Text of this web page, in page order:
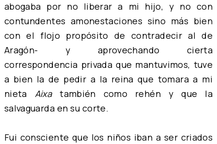
abogaba por no liberar a mi hijo, y no con
contundentes amonestaciones sino más bien
con el flojo propósito de contradecir al de
Aragón- y aprovechando cierta
correspondencia privada que mantuvimos, tuve
a bien la de pedir a la reina que tomara a mi
nieta Aixatambién como rehén y que la
salvaguarda en su corte.
Fui consciente que los niños iban a ser criados